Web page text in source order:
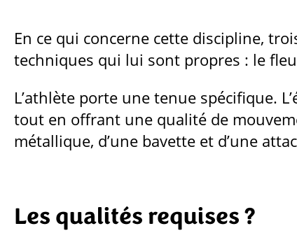
En ce qui concerne cette discipline,
techniques qui lui sont propres : le
L’athlète porte une tenue spécifique.
tout en offrant une qualité de
métallique, d’une bavette et d’une
Les qualités requises ?